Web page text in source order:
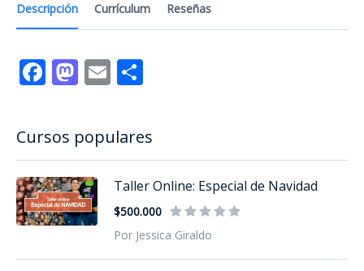
Descripción Currículum Reseñas
Facebook
Mastodon
Email
Cursos populares
Taller Online: Especial de Navidad
$500.000
Por Jessica Giraldo